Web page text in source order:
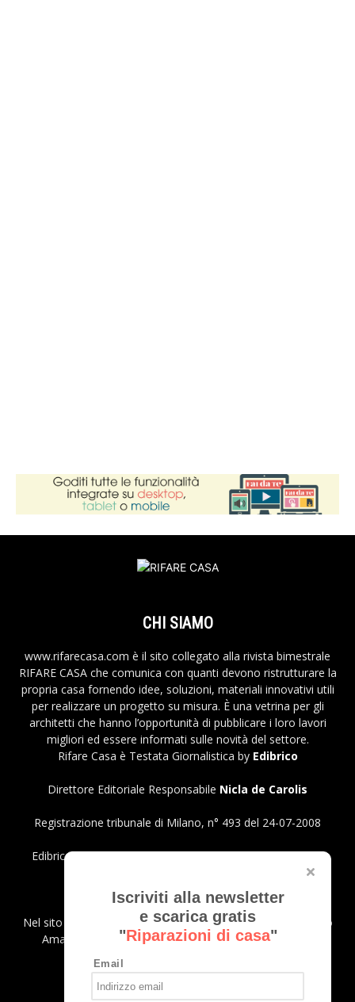
Iscriviti alla newsletter
e scarica gratis
"Riparazioni di casa"
Email
CHI SIAMO
www.rifarecasa.com è il sito collegato alla rivista bimestrale
RIFARE CASA che comunica con quanti devono ristrutturare la
propria casa fornendo idee, soluzioni, materiali innovativi utili
per realizzare un progetto su misura. È una vetrina per gli
architetti che hanno l’opportunità di pubblicare i loro lavori
migliori ed essere informati sulle novità del settore.
Rifare Casa è Testata Giornalistica by Edibrico
Direttore Editoriale Responsabile Nicla de Carolis
Registrazione tribunale di Milano, n° 493 del 24-07-2008
Edibrico srl - Viale Emilio Caldara, 44 - 20122 Milano P.iva
Privacy Policy
Nel sito sono presenti prodotti Amazon; in qualità di Affiliato
Amazon riceviamo un guadagno dagli acquisti idonei.
SEGUICI